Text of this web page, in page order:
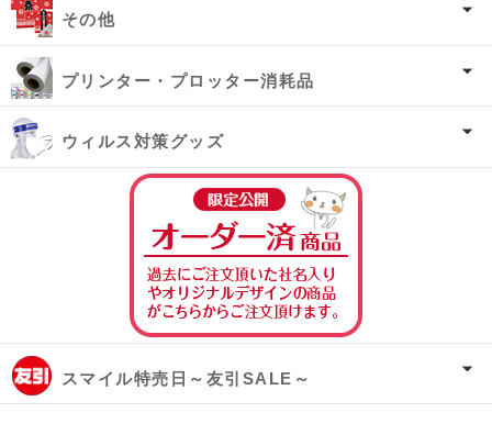
その他
プリンター・プロッター消耗品
ウィルス対策グッズ
スマイル特売日～友引SALE～